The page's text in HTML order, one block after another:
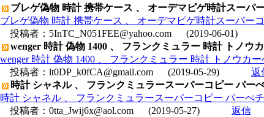
ブレゲ偽物 時計 携帯ケース 、 オーデマピゲ時計スーパ
ブレゲ偽物 時計 携帯ケース 、 オーデマピゲ時計スーパー
投稿者： 5InTC_N051FEE@yahoo.com (2019-06-01)
wenger 時計 偽物 1400 、 フランクミュラー 時計 トノウ
wenger 時計 偽物 1400 、 フランクミュラー 時計 トノウカ
投稿者： lt0DP_k0fCA@gmail.com (2019-05-29)
返
時計 シャネル 、 フランクミュラースーパーコピー パー
時計 シャネル 、 フランクミュラースーパーコピー パーぺ
投稿者： 0tta_Jwij6x@aol.com (2019-05-27)
返信